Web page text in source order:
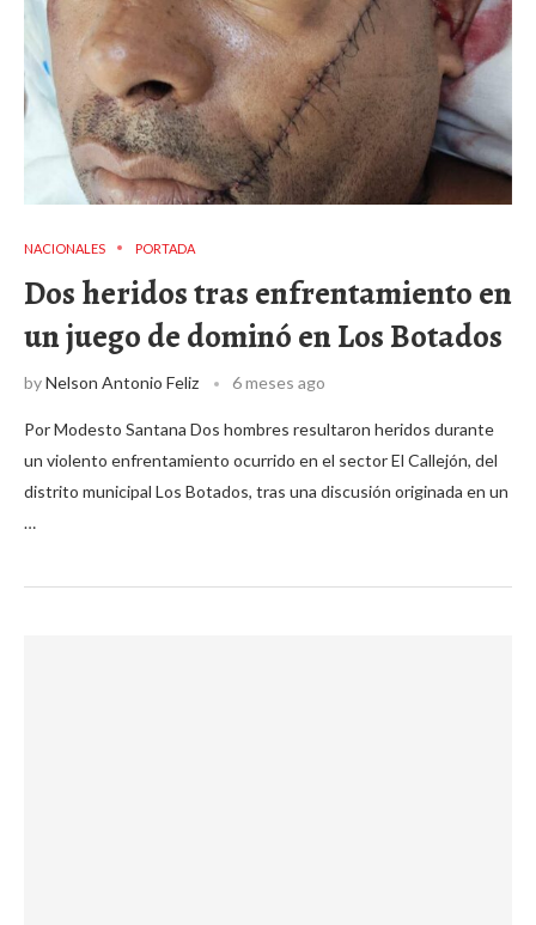
NACIONALES PORTADA
Dos heridos tras enfrentamiento en
un juego de dominó en Los Botados
byNelson Antonio Feliz 6 meses ago
Por Modesto Santana Dos hombres resultaron heridos durante
un violento enfrentamiento ocurrido en el sector El Callejón, del
distrito municipal Los Botados, tras una discusión originada en un
…